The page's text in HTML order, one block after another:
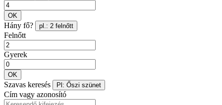
OK
Hány fő? pl.: 2 felnőtt
Felnőtt
Gyerek
OK
Szavas keresés Pl: Őszi szünet
Cím vagy azonosító